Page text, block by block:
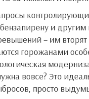
и другим
– им
горожанами
вовсе? Это
просто